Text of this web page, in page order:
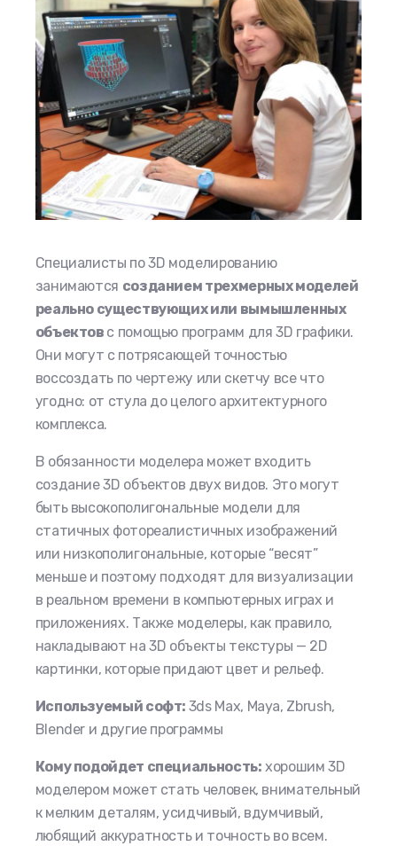
Специалисты по 3D моделированию
занимаются созданием трехмерных моделей
реально существующих или вымышленных
объектов с помощью программ для3D графики.
Они могут с потрясающей точностью
воссоздать по чертежу или скетчу все что
угодно: от стула до целого архитектурного
комплекса.
В обязанности моделера может входить
создание 3D объектов двух видов. Это могут
быть высокополигональные модели для
статичных фотореалистичных изображений
или низкополигональные, которые “весят”
меньше и поэтому подходят для визуализации
в реальном времени в компьютерных играх и
приложениях. Также моделеры, как правило,
накладывают на 3D объекты текстуры — 2D
картинки, которые придают цвет и рельеф.
Используемый софт: 3ds Max, Maya, Zbrush,
Blender и другие программы
Кому подойдет специальность: хорошим 3D
моделером может стать человек, внимательный
к мелким деталям, усидчивый, вдумчивый,
любящий аккуратность и точность во всем.